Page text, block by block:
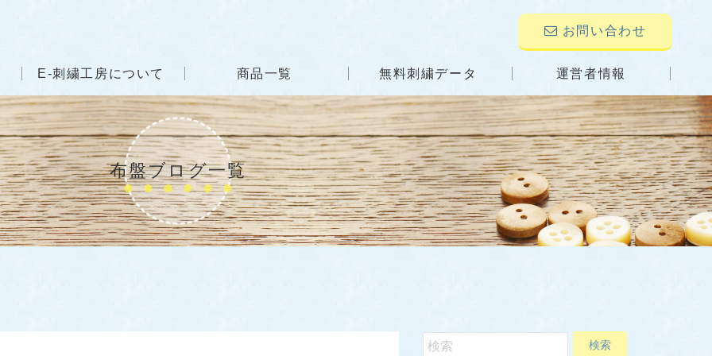
お問い合わせ
E-刺繍工房について 商品一覧 無料刺繍データ 運営者情報
布盤ブログ一覧